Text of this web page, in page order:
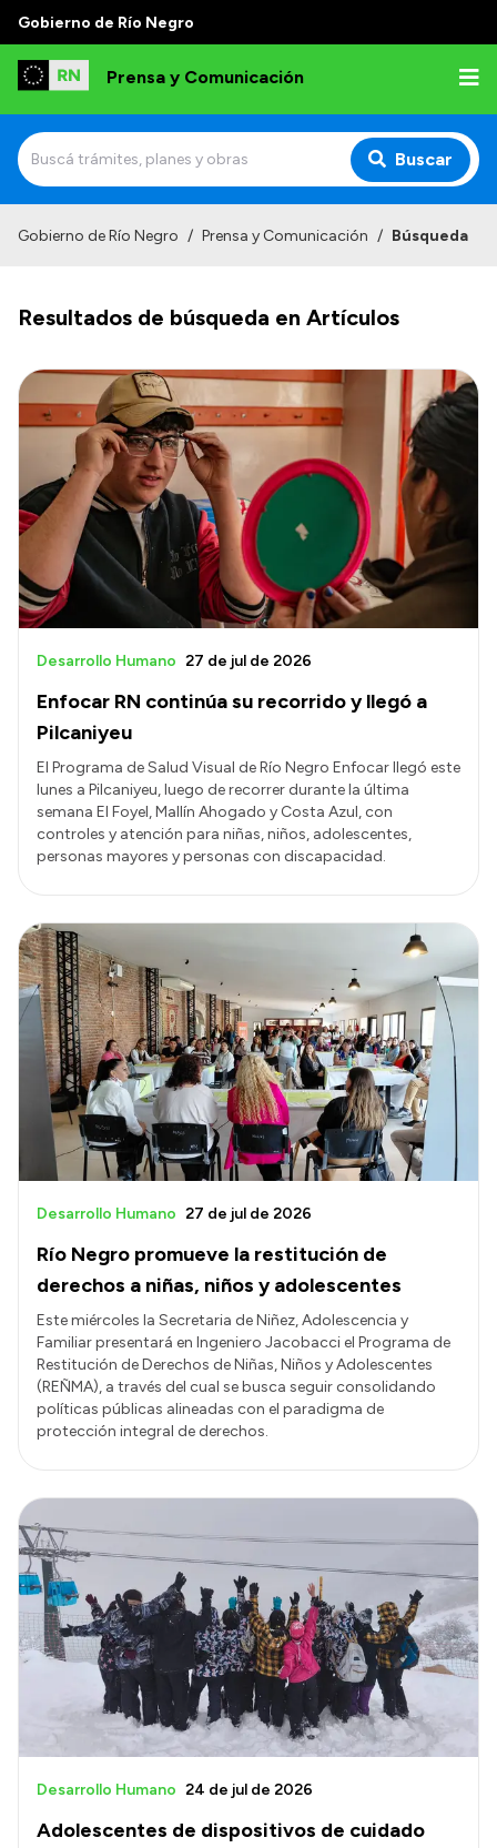
Gobierno de Río Negro
Prensa y Comunicación
Buscar
Autoridades
Referentes de prensa
Archivo de noticias
Transparencia
Presupuesto
Boletín Oficial
Compras y licitaciones
Consulta de expedientes
Convocatorias
Intranet
Login
Gobierno de Río Negro / Prensa y Comunicación / Búsqueda
Resultados de búsqueda en Artículos
Enfocar RN continúa su recorrido y llegó a
Pilcaniyeu
Desarrollo Humano 27 de jul de 2026
El Programa de Salud Visual de Río Negro Enfocar llegó este
lunes a Pilcaniyeu, luego de recorrer durante la última
semana El Foyel, Mallín Ahogado y Costa Azul, con
controles y atención para niñas, niños, adolescentes,
personas mayores y personas con discapacidad.
Río Negro promueve la restitución de
derechos a niñas, niños y adolescentes
Desarrollo Humano 27 de jul de 2026
Este miércoles la Secretaria de Niñez, Adolescencia y
Familiar presentará en Ingeniero Jacobacci el Programa de
Restitución de Derechos de Niñas, Niños y Adolescentes
(REÑMA), a través del cual se busca seguir consolidando
políticas públicas alineadas con el paradigma de
protección integral de derechos.
Adolescentes de dispositivos de cuidado
Desarrollo Humano 24 de jul de 2026